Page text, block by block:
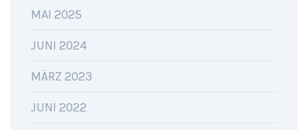
MAI 2025
JUNI 2024
MÄRZ 2023
JUNI 2022